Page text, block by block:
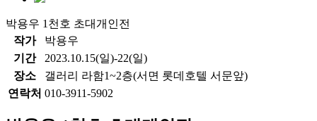
박용우 1천호 초대개인전
작가
박용우
기간
2023.10.15(일)-22(일)
장소
갤러리 라함1~2층(서면 롯데호텔 서문앞)
연락처 010-3911-5902